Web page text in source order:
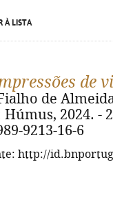
À LISTA
de
de
2024. -
9213-16-6
http://